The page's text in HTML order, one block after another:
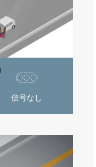
信号なし